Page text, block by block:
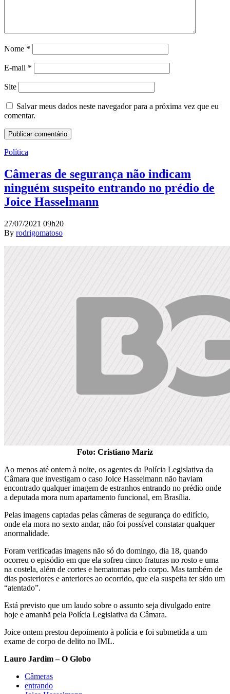
Nome *
E-mail *
Site
Salvar meus dados neste navegador para a próxima vez que eu
comentar.
Política
Câmeras de segurança não indicam
ninguém suspeito entrando no prédio de
Joice Hasselmann
27/07/2021 09h20
By rodrigomatoso
Foto: Cristiano Mariz
Ao menos até ontem à noite, os agentes da Polícia Legislativa da
Câmara que investigam o caso Joice Hasselmann não haviam
encontrado qualquer imagem de estranhos entrando no prédio onde
a deputada mora num apartamento funcional, em Brasília.
Pelas imagens captadas pelas câmeras de segurança do edifício,
onde ela mora no sexto andar, não foi possível constatar qualquer
anormalidade.
Foram verificadas imagens não só do domingo, dia 18, quando
ocorreu o episódio em que ela sofreu cinco fraturas no rosto e uma
na costela, além de cortes e hematomas pelo corpo. Mas também de
dias posteriores e anteriores ao ocorrido, que ela suspeita ter sido um
“atentado”.
Está previsto que um laudo sobre o assunto seja divulgado entre
hoje e amanhã pela Polícia Legislativa da Câmara.
Joice ontem prestou depoimento à polícia e foi submetida a um
exame de corpo de delito no IML.
Lauro Jardim – O Globo
Câmeras
entrando